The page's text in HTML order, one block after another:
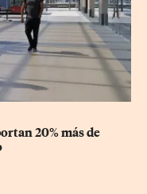
20% más de